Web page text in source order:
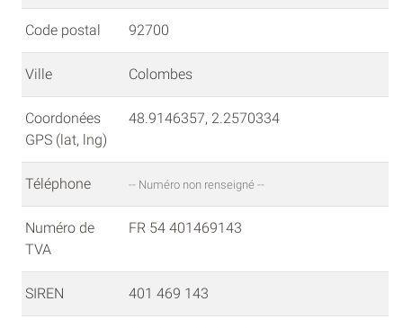
Code postal 92700
Ville Colombes
Coordonées
GPS (lat, lng)
48.9146357, 2.2570334
Téléphone -- Numéro non renseigné --
Numéro de
TVA
FR 54 401469143
SIREN 401 469 143